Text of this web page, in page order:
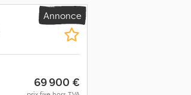
Annonce
69 900 €